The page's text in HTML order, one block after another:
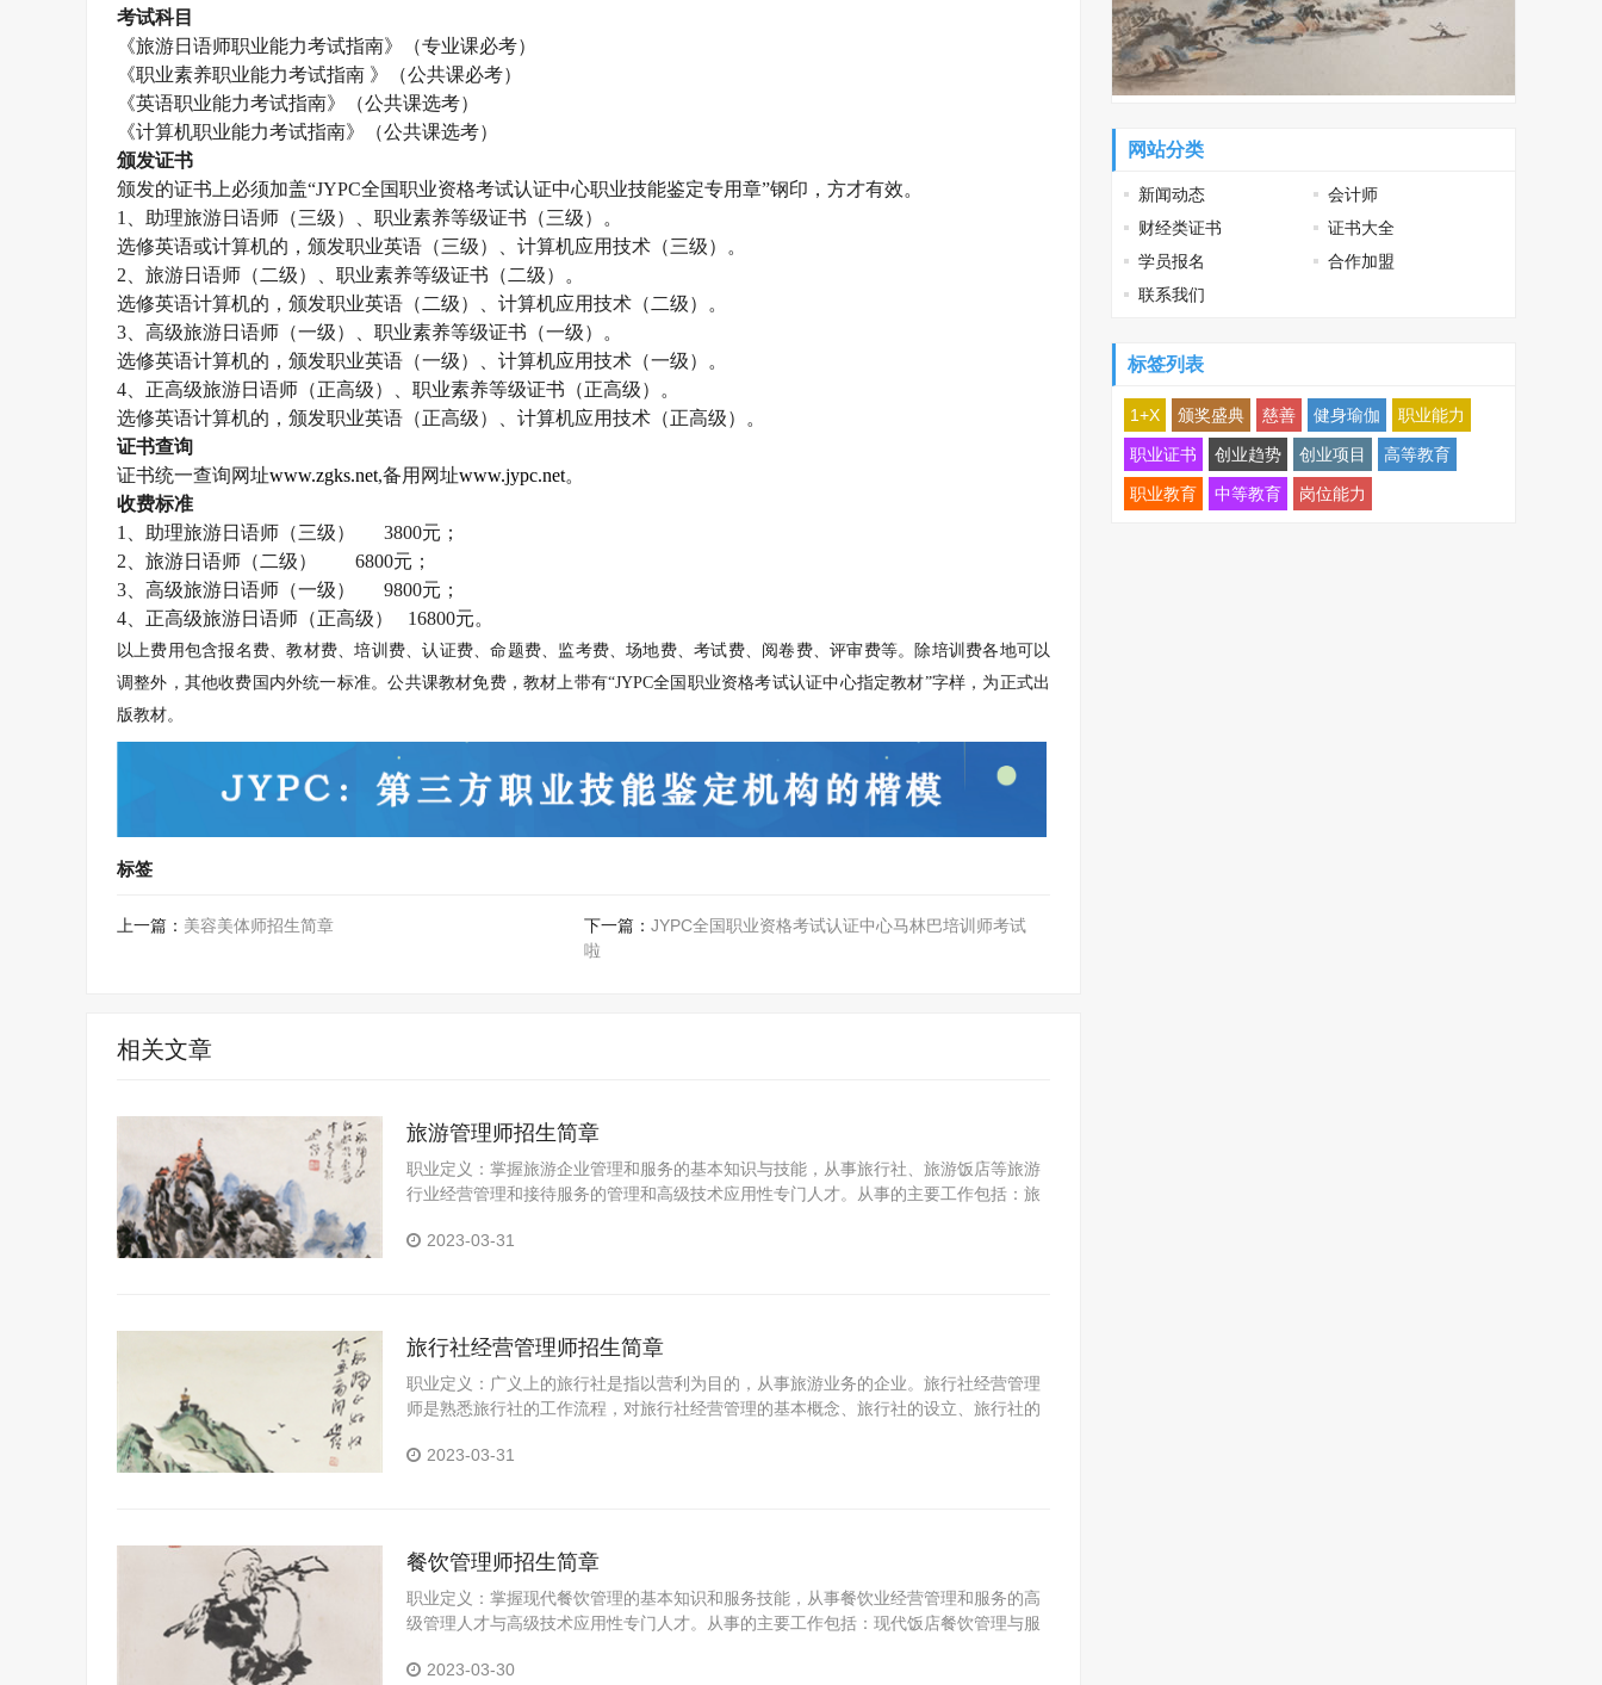
考试科目
《旅游日语师职业能力考试指南》（专业课必考）
《职业素养职业能力考试指南 》（公共课必考）
《英语职业能力考试指南》（公共课选考）
《计算机职业能力考试指南》（公共课选考）
颁发证书
颁发的证书上必须加盖“JYPC全国职业资格考试认证中心职业技能鉴定专用章”钢印，方才有效。
1
、助理旅游日语师（三级）、职业素养等级证书（三级）。
选修英语或计算机的，颁发职业英语（三级）、计算机应用技术（三级）。
2 、旅游日语师（二级）、职业素养等级证书（二级）。
选修英语计算机的，颁发职业英语（二级）、计算机应用技术（二级）。
3 、高级旅游日语师（一级）、职业素养等级证书（一级）。
选修英语计算机的，颁发职业英语（一级）、计算机应用技术（一级）。
4 、正高级旅游日语师（正高级）、职业素养等级证书（正高级）。
选修英语计算机的，颁发职业英语（正高级）、计算机应用技术（正高级）。
证书查询
证书统一查询网址www.zgks.net,备用网址www.jypc.net。
收费标准
1
、助理旅游日语师（三级） 3800元；
2 、旅游日语师（二级） 6800元；
3 、高级旅游日语师（一级） 9800元；
4 、正高级旅游日语师（正高级） 16800元。
以上费用包含报名费、教材费、培训费、认证费、命题费、监考费、场地费、考试费、阅卷费、评审费等。除培训费各地可以
调整外，其他收费国内外统一标准。公共课教材免费，教材上带有“JYPC全国职业资格考试认证中心指定教材”字样，为正式出
版教材。
标签
上一篇： 美容美体师招生简章 下一篇： JYPC全国职业资格考试认证中心马林巴培训师考试
啦
相关文章
旅游管理师招生简章
职业定义：掌握旅游企业管理和服务的基本知识与技能，从事旅行社、旅游饭店等旅游
行业经营管理和接待服务的管理和高级技术应用性专门人才。从事的主要工作包括：旅
2023-03-31
旅行社经营管理师招生简章
职业定义：广义上的旅行社是指以营利为目的，从事旅游业务的企业。旅行社经营管理
师是熟悉旅行社的工作流程，对旅行社经营管理的基本概念、旅行社的设立、旅行社的
营管理人员。
2023-03-31
餐饮管理师招生简章
职业定义：掌握现代餐饮管理的基本知识和服务技能，从事餐饮业经营管理和服务的高
级管理人才与高级技术应用性专门人才。从事的主要工作包括：现代饭店餐饮管理与服
2023-03-30
网站分类
新闻动态
会计师
财经类证书
证书大全
学员报名
合作加盟
联系我们
标签列表
1+X 颁奖盛典 慈善 健身瑜伽 职业能力
职业证书 创业趋势 创业项目 高等教育
职业教育 中等教育 岗位能力